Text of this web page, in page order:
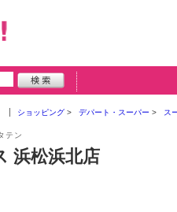
ショッピング デパート・スーパー ス
テン
浜松浜北店